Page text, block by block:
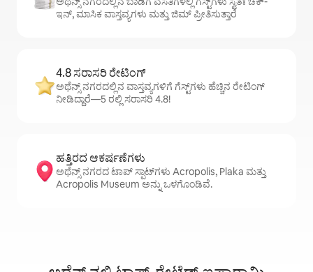
ಇನ್, ಮಾಸಿಕ ವಾಸ್ತವ್ಯಗಳು ಮತ್ತು ಜಿಮ್ ಪ್ರೀತಿಸುತ್ತಾರೆ
4.8 ಸರಾಸರಿ ರೇಟಿಂಗ್
ಅಥೆನ್ಸ್ ನಗರದಲ್ಲಿನ ವಾಸ್ತವ್ಯಗಳಿಗೆ ಗೆಸ್ಟ್‌ಗಳು ಹೆಚ್ಚಿನ ರೇಟಿಂಗ್
ನೀಡಿದ್ದಾರೆ—5 ರಲ್ಲಿ ಸರಾಸರಿ 4.8!
ಹತ್ತಿರದ ಆಕರ್ಷಣೆಗಳು
ಅಥೆನ್ಸ್ ನಗರದ ಟಾಪ್ ಸ್ಪಾಟ್‌ಗಳು Acropolis, Plaka ಮತ್ತು
Acropolis Museum ಅನ್ನು ಒಳಗೊಂಡಿವೆ.